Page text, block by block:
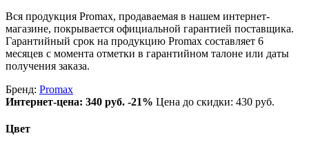
Вся продукция Promax, продаваемая в нашем интернет-
магазине, покрывается официальной гарантией поставщика.
Гарантийный срок на продукцию Promax составляет 6
месяцев с момента отметки в гарантийном талоне или даты
получения заказа.
Бренд: Promax
Интернет-цена: 340 руб. -21% Цена до скидки: 430 руб.
Цвет